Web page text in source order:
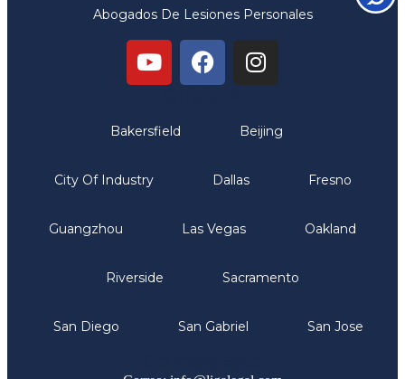
Abogados De Lesiones Personales
Bakersfield Beijing
City Of Industry Dallas Fresno
Guangzhou Las Vegas Oakland
Riverside Sacramento
San Diego San Gabriel San Jose